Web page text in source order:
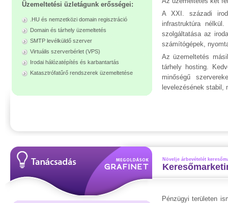
Üzemeltetési üzletágunk erősségei:
.HU és nemzetközi domain regisztráció
Domain és tárhely üzemeltetés
SMTP levélküldő szerver
Virtuális szerverbérlet (VPS)
Irodai hálózatépítés és karbantartás
Katasztrófatűrő rendszerek üzemeltetése
A XXI. századi
infrastruktúra
szolgáltatása az
számítógépek,
Az üzemeltetés
tárhely hosting.
minőségű
levelezésének stabil,
Növelje árbevételét
Pénzügyi területen